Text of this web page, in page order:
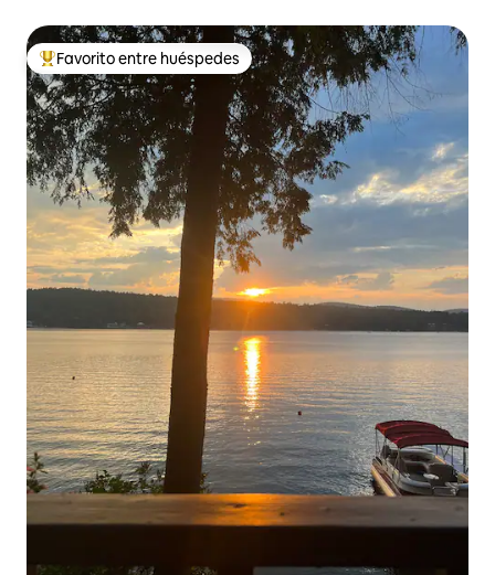
De los mejores en Favorito entre huéspedes
Favorito entre huéspedes